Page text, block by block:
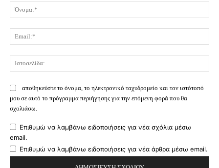
αποθηκεύστε το όνομα, το ηλεκτρονικό ταχυδρομείο και τον ιστότοπό
μου σε αυτό το πρόγραμμα περιήγησης για την επόμενη φορά που θα
σχολιάσω.
Επιθυμώ να λαμβάνω ειδοποιήσεις για νέα σχόλια μέσω
email.
Επιθυμώ να λαμβάνω ειδοποιήσεις για νέα άρθρα μέσω email.